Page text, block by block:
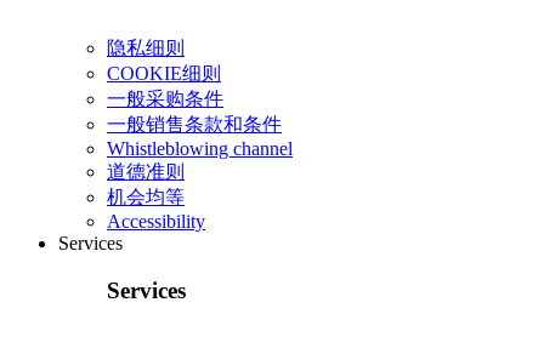
隐私细则
COOKIE细则
一般采购条件
一般销售条款和条件
Whistleblowing channel
道德准则
机会均等
Accessibility
Services
Services